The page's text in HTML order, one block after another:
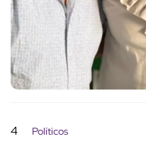
4 Políticos